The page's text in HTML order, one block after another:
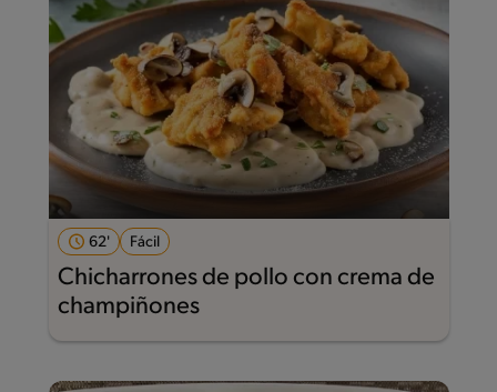
62' Fácil
Chicharrones de pollo con crema de
champiñones